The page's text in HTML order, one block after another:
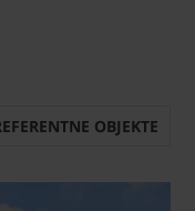
OBJEKTE